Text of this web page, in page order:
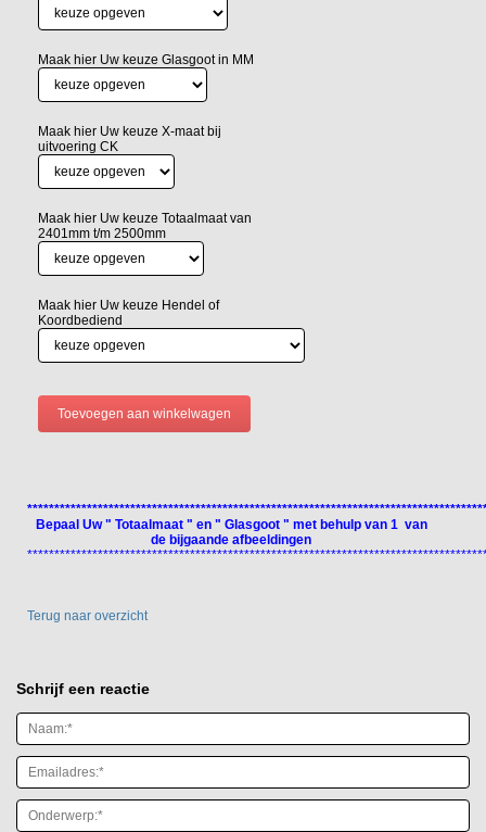
Maak hier Uw keuze Glasgoot in MM
Maak hier Uw keuze X-maat bij
uitvoering CK
Maak hier Uw keuze Totaalmaat van
2401mm t/m 2500mm
Maak hier Uw keuze Hendel of
Koordbediend
Bepaal Uw " Totaalmaat " en " Glasgoot " met behulp van 1 van
de bijgaande afbeeldingen
Terug naar overzicht
Schrijf een reactie